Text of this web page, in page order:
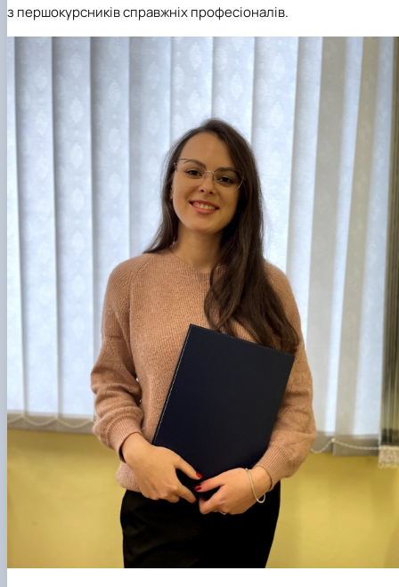
з першокурсників справжніх професіоналів.